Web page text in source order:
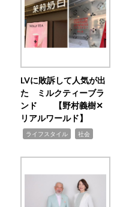
LVに敗訴して人気が出
た ミルクティーブラ
ンド 【野村義樹✕
リアルワールド】
ライフスタイル 社会